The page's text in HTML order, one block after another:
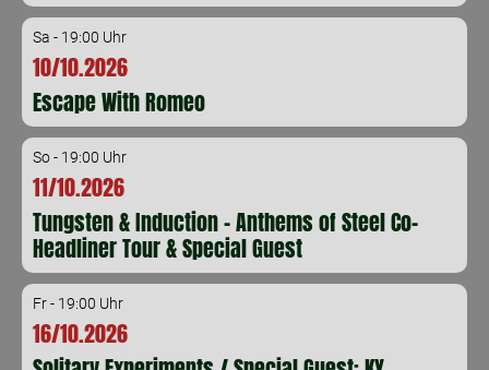
Sa - 19:00 Uhr
10/10.2026
Escape With Romeo
So - 19:00 Uhr
11/10.2026
Tungsten & Induction - Anthems of Steel Co-
Headliner Tour & Special Guest
Fr - 19:00 Uhr
16/10.2026